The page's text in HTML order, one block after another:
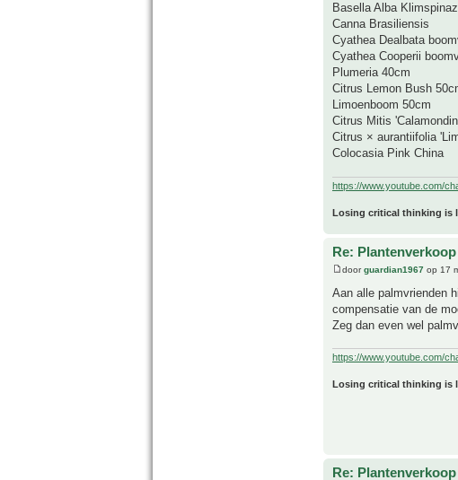
Basella Alba
Canna Brasiliensis
Cyathea Dealbata
Cyathea Cooperii
Plumeria 40cm
Citrus Lemon Bush
Limoenboom 50cm
Citrus Mitis
Citrus × aurantiifolia
Colocasia Pink China
https://www.youtube.com/
Losing critical thinking is
Re: Plantenverkoop
doorguardian1967 op 17
Aan alle palmvrienden
compensatie van de
Zeg dan even wel
https://www.youtube.com/
Losing critical thinking is
Re: Plantenverkoop